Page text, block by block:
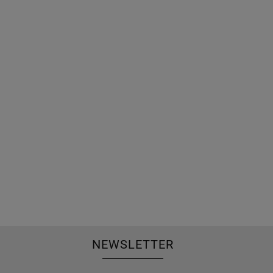
NEWSLETTER